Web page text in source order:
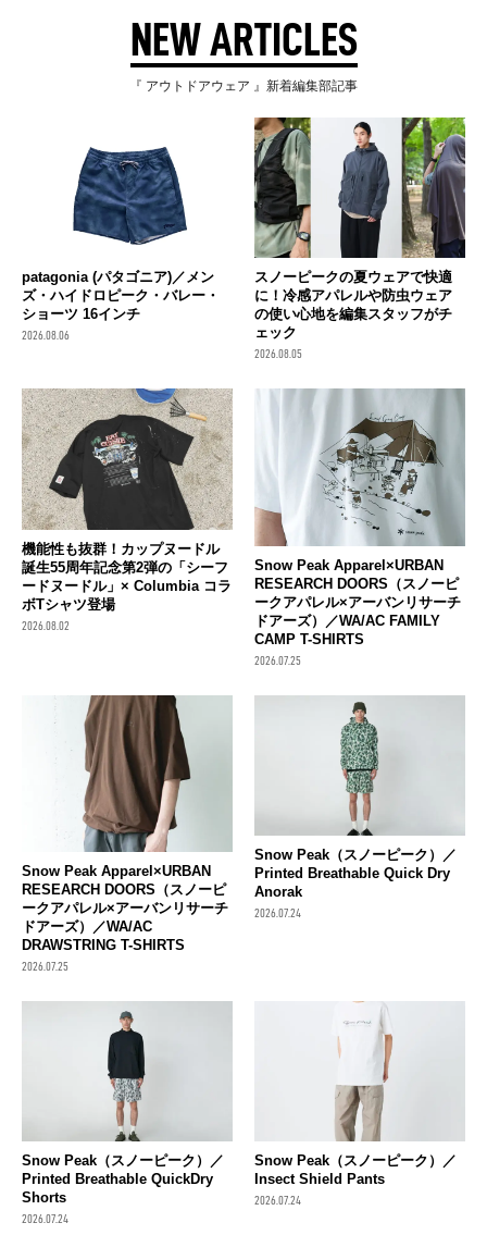
NEW ARTICLES
『 アウトドアウェア 』新着編集部記事
patagonia (パタゴニア)／メン
ズ・ハイドロピーク・バレー・
ショーツ 16インチ
2026.08.06
スノーピークの夏ウェアで快適
に！冷感アパレルや防虫ウェア
の使い心地を編集スタッフがチ
ェック
2026.08.05
機能性も抜群！カップヌードル
誕生55周年記念第2弾の「シーフ
ードヌードル」× Columbia コラ
ボTシャツ登場
2026.08.02
Snow Peak Apparel×URBAN
RESEARCH DOORS（スノーピ
ークアパレル×アーバンリサーチ
ドアーズ）／WA/AC FAMILY
CAMP T-SHIRTS
2026.07.25
Snow Peak Apparel×URBAN
RESEARCH DOORS（スノーピ
ークアパレル×アーバンリサーチ
ドアーズ）／WA/AC
DRAWSTRING T-SHIRTS
2026.07.25
Snow Peak（スノーピーク）／
Printed Breathable Quick Dry
Anorak
2026.07.24
Snow Peak（スノーピーク）／
Printed Breathable QuickDry
Shorts
2026.07.24
Snow Peak（スノーピーク）／
Insect Shield Pants
2026.07.24